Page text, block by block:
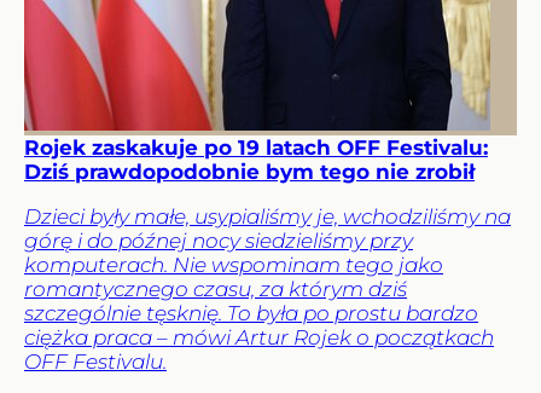
Rojek zaskakuje po 19 latach OFF Festivalu:
Dziś prawdopodobnie bym tego nie zrobił
Dzieci były małe, usypialiśmy je, wchodziliśmy na
górę i do późnej nocy siedzieliśmy przy
komputerach. Nie wspominam tego jako
romantycznego czasu, za którym dziś
szczególnie tęsknię. To była po prostu bardzo
ciężka praca – mówi Artur Rojek o początkach
OFF Festivalu.